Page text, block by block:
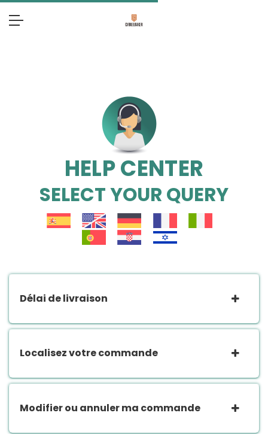
HELP CENTER
SELECT YOUR QUERY
Délai de livraison
Localisez votre commande
Modifier ou annuler ma commande